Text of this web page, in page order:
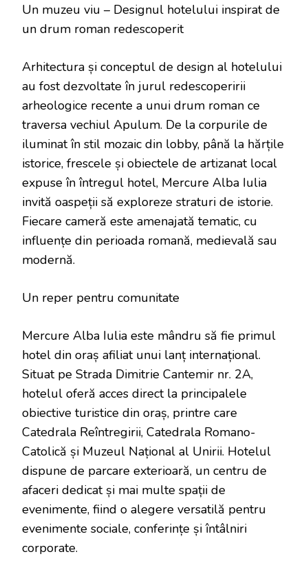
Un muzeu viu – Designul hotelului inspirat de
un drum roman redescoperit
Arhitectura și conceptul de design al hotelului
au fost dezvoltate în jurul redescoperirii
arheologice recente a unui drum roman ce
traversa vechiul Apulum. De la corpurile de
iluminat în stil mozaic din lobby, până la hărțile
istorice, frescele și obiectele de artizanat local
expuse în întregul hotel, Mercure Alba Iulia
invită oaspeții să exploreze straturi de istorie.
Fiecare cameră este amenajată tematic, cu
influențe din perioada romană, medievală sau
modernă.
Un reper pentru comunitate
Mercure Alba Iulia este mândru să fie primul
hotel din oraș afiliat unui lanț internațional.
Situat pe Strada Dimitrie Cantemir nr. 2A,
hotelul oferă acces direct la principalele
obiective turistice din oraș, printre care
Catedrala Reîntregirii, Catedrala Romano-
Catolică și Muzeul Național al Unirii. Hotelul
dispune de parcare exterioară, un centru de
afaceri dedicat și mai multe spații de
evenimente, fiind o alegere versatilă pentru
evenimente sociale, conferințe și întâlniri
corporate.